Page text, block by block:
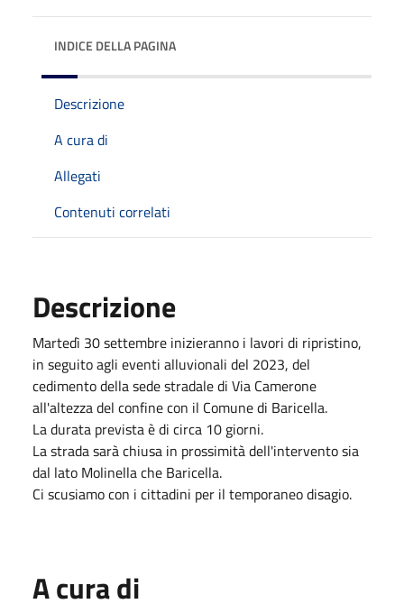
INDICE DELLA PAGINA
Descrizione
A cura di
Allegati
Contenuti correlati
Descrizione
Martedì 30 settembre inizieranno i lavori di ripristino,
in seguito agli eventi alluvionali del 2023, del
cedimento della sede stradale di Via Camerone
all'altezza del confine con il Comune di Baricella.
La durata prevista è di circa 10 giorni.
La strada sarà chiusa in prossimità dell'intervento sia
dal lato Molinella che Baricella.
Ci scusiamo con i cittadini per il temporaneo disagio.
A cura di